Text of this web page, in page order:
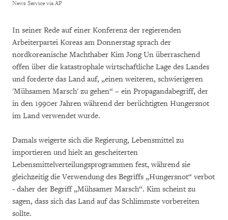
News Service via AP
In seiner Rede auf einer Konferenz der regierenden
Arbeiterpartei Koreas am Donnerstag sprach der
nordkoreanische Machthaber Kim Jong Un überraschend
offen über die katastrophale wirtschaftliche Lage des Landes
und forderte das Land auf, „einen weiteren, schwierigeren
'Mühsamen Marsch' zu gehen“ – ein Propagandabegriff, der
in den 1990er Jahren während der berüchtigten Hungersnot
im Land verwendet wurde.
Damals weigerte sich die Regierung, Lebensmittel zu
importieren und hielt an gescheiterten
Lebensmittelverteilungsprogrammen fest, während sie
gleichzeitig die Verwendung des Begriffs „Hungersnot“ verbot
- daher der Begriff „Mühsamer Marsch“. Kim scheint zu
sagen, dass sich das Land auf das Schlimmste vorbereiten
sollte.